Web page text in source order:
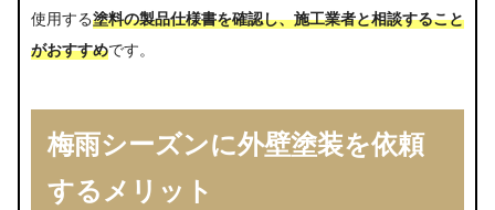
使用する塗料の製品仕様書を確認し、施工業者と相談すること
がおすすめです。
梅雨シーズンに外壁塗装を依頼
するメリット